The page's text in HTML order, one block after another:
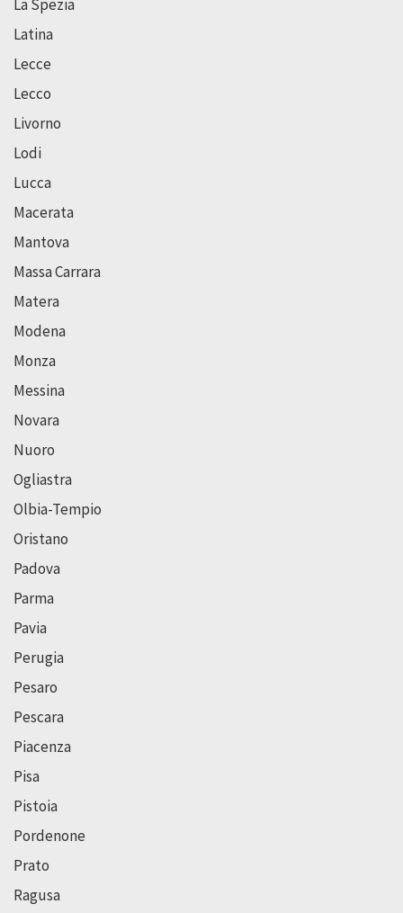
La Spezia
Latina
Lecce
Lecco
Livorno
Lodi
Lucca
Macerata
Mantova
Massa Carrara
Matera
Modena
Monza
Messina
Novara
Nuoro
Ogliastra
Olbia-Tempio
Oristano
Padova
Parma
Pavia
Perugia
Pesaro
Pescara
Piacenza
Pisa
Pistoia
Pordenone
Prato
Ragusa